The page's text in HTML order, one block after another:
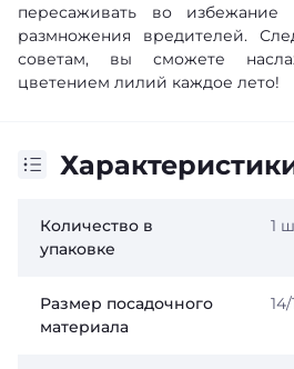
пересаживать во
размножения вредителей.
советам, вы сможете
цветением лилий каждое лето!
Количество в
упаковке
1
Размер посадочного
материала
14/